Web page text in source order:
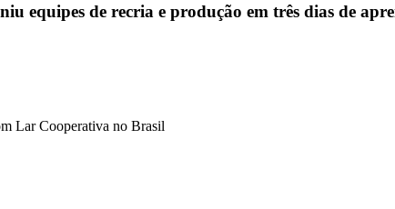
equipes de recria e produção em três dias de